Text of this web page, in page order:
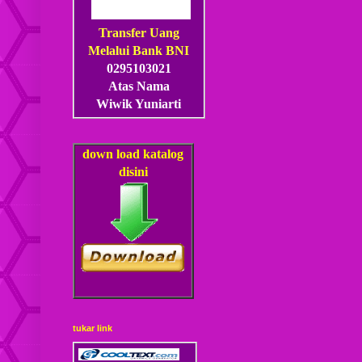
Transfer Uang
Melalui Bank BNI
0295103021
Atas Nama
Wiwik Yuniarti
down load katalog
disini
tukar link